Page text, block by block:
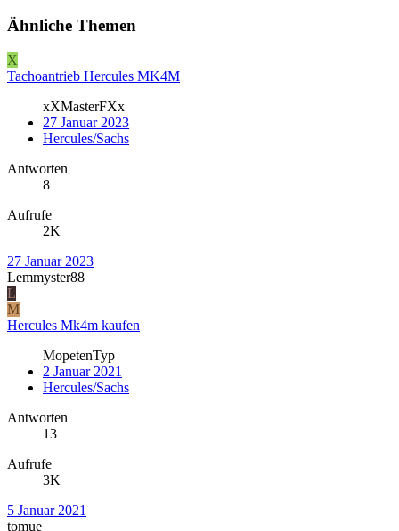
Ähnliche Themen
X
Tachoantrieb Hercules MK4M
xXMasterFXx
27 Januar 2023
Hercules/Sachs
Antworten
8
Aufrufe
2K
27 Januar 2023
Lemmyster88
L
M
Hercules Mk4m kaufen
MopetenTyp
2 Januar 2021
Hercules/Sachs
Antworten
13
Aufrufe
3K
5 Januar 2021
tomue